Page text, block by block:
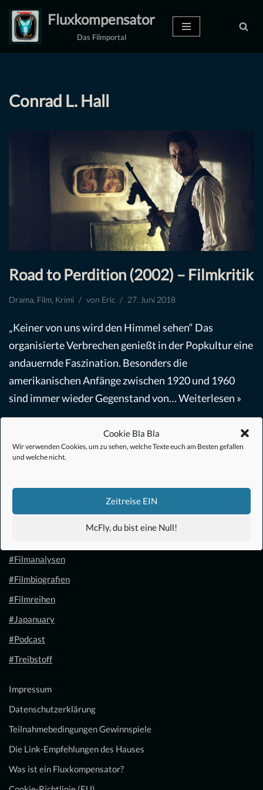
Cookie Bla Bla
Wir verwenden Cookies, um zu sehen, welche Texte euch am Besten gefallen
und welche nicht.
Zeitreise EIN
McFly, du bist eine Null!
Zum
Inhalt
Fluxkompensator
Das Filmportal
Conrad L. Hall
Road to Perdition (2002) – Filmkritik
Drama Film Krimi von Eric 27. Juni 2018
„Keiner von uns wird den Himmel sehen“ Das
organisierte Verbrechen genießt in der Popkultur eine
andauernde Faszination. Besonders die
amerikanischen Anfänge zwischen 1920 und 1960
sind immer wieder Gegenstand von…Weiterlesen »
#Filmanalysen
#Filmbiografien
#Filmreihen
#Japanuary
#Podcast
#Treibstoff
Impressum
Datenschutzerklärung
Teilnahmebedingungen Gewinnspiele
Die Link-Empfehlungen des Hauses
Was ist ein Fluxkompensator?